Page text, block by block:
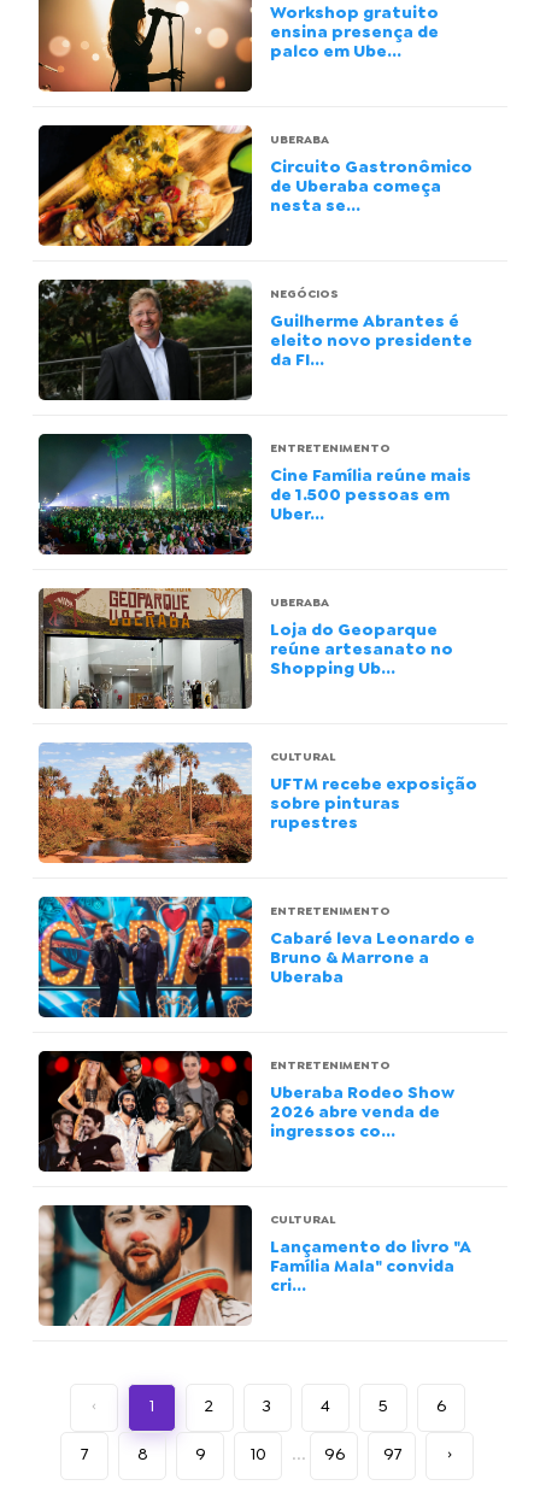
Workshop gratuito
ensina presença de
palco em Ube...
UBERABA
Circuito Gastronômico
de Uberaba começa
nesta se...
NEGÓCIOS
Guilherme Abrantes é
eleito novo presidente
da FI...
ENTRETENIMENTO
Cine Família reúne mais
de 1.500 pessoas em
Uber...
UBERABA
Loja do Geoparque
reúne artesanato no
Shopping Ub...
CULTURAL
UFTM recebe exposição
sobre pinturas
rupestres
ENTRETENIMENTO
Cabaré leva Leonardo e
Bruno & Marrone a
Uberaba
ENTRETENIMENTO
Uberaba Rodeo Show
2026 abre venda de
ingressos co...
CULTURAL
Lançamento do livro "A
Família Mala" convida
cri...
‹ 1 2 3 4 5 6
7 8 9 10 ... 96 97 ›